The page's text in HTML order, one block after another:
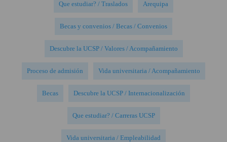
Que estudiar? / Traslados Arequipa
Becas y convenios / Becas / Convenios
Descubre la UCSP / Valores / Acompañamiento
Proceso de admisión Vida universitaria / Acompañamiento
Becas Descubre la UCSP / Internacionalización
Que estudiar? / Carreras UCSP
Vida universitaria / Empleabilidad